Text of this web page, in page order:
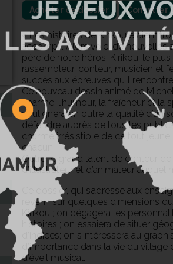
Acheter ce dossier Consulter
« Les histoires de Kirikou étaient
accompli. Alors voici de nouvelles
père de notre héros. Kirikou, le
rassembleur, conteur, musicien et
succès aux épreuves qu’il
Ce nouveau dessin animé de
charme, l’humour, la fraîcheur et
soulignera en outre la qualité d’un
défendre auprès de tous les
charme irrésistible de ce tout
chacun…
Outre le grand talent de conteur
d’illustrateur et d’animateur
Ce dossier, qui s’adresse aux
revenir sur quelques dimensions
Kirikou ; on dégagera les
histoires ; on essaiera de situer
d’indices; on s’intéressera au
d’importance dans la vie du
d’éveil musical.